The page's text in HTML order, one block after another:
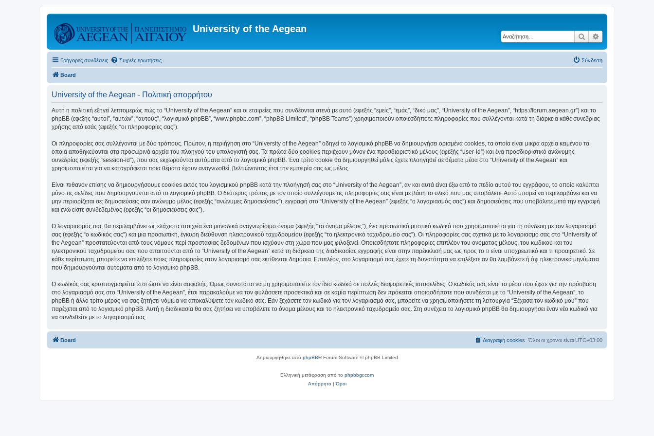
University of the Aegean
Αναζήτηση
Γρήγορες συνδέσεις Συχνές ερωτήσεις Σύνδεση
Board
University of the Aegean - Πολιτική απορρήτου
Αυτή η πολιτική εξηγεί λεπτομερώς πώς το “University of the Aegean” και οι εταιρείες που συνδέονται στενά με αυτό (εφεξής “εμείς”, “εμάς”, “δικό μας”, “University of the Aegean”, “https://forum.aegean.gr”) και το
phpBB (εφεξής “αυτοί”, “αυτών”, “αυτούς”, “λογισμικό phpBB”, “www.phpbb.com”, “phpBB Limited”, “phpBB Teams”) χρησιμοποιούν οποιεσδήποτε πληροφορίες που συλλέγονται κατά τη διάρκεια κάθε συνεδρίας
χρήσης από εσάς (εφεξής “οι πληροφορίες σας”).
Οι πληροφορίες σας συλλέγονται με δύο τρόπους. Πρώτον, η περιήγηση στο “University of the Aegean” οδηγεί το λογισμικό phpBB να δημιουργήσει ορισμένα cookies, τα οποία είναι μικρά αρχεία κειμένου τα
οποία αποθηκεύονται στα προσωρινά αρχεία του πλοηγού του υπολογιστή σας. Τα πρώτα δύο cookies περιέχουν μόνον ένα προσδιοριστικό μέλους (εφεξής “user-id”) και ένα προσδιοριστικό ανώνυμης
συνεδρίας (εφεξής “session-id”), που σας εκχωρούνται αυτόματα από το λογισμικό phpBB. Ένα τρίτο cookie θα δημιουργηθεί μόλις έχετε πλοηγηθεί σε θέματα μέσα στο “University of the Aegean” και
χρησιμοποιείται για να καταγράφεται ποια θέματα έχουν αναγνωσθεί, βελτιώνοντας έτσι την εμπειρία σας ως μέλος.
Είναι πιθανόν επίσης να δημιουργήσουμε cookies εκτός του λογισμικού phpBB κατά την πλοήγησή σας στο “University of the Aegean”, αν και αυτά είναι έξω από το πεδίο αυτού του εγγράφου, το οποίο καλύπτει
μόνο τις σελίδες που δημιουργούνται από το λογισμικό phpBB. Ο δεύτερος τρόπος με τον οποίο συλλέγουμε τις πληροφορίες σας είναι με βάση το υλικό που μας υποβάλετε. Αυτό μπορεί να περιλαμβάνει και να
μην περιορίζεται σε: δημοσιεύσεις σαν ανώνυμο μέλος (εφεξής “ανώνυμες δημοσιεύσεις”), εγγραφή στο “University of the Aegean” (εφεξής “ο λογαριασμός σας”) και δημοσιεύσεις που υποβάλετε μετά την εγγραφή
και ενώ είστε συνδεδεμένος (εφεξής “οι δημοσιεύσεις σας”).
Ο λογαριασμός σας θα περιλαμβάνει ως ελάχιστα στοιχεία ένα μοναδικά αναγνωρίσιμο όνομα (εφεξής “το όνομα μέλους”), ένα προσωπικό μυστικό κωδικό που χρησιμοποιείται για τη σύνδεση με τον λογαριασμό
σας (εφεξής “ο κωδικός σας”) και μια προσωπική, έγκυρη διεύθυνση ηλεκτρονικού ταχυδρομείου (εφεξής “το ηλεκτρονικό ταχυδρομείο σας”). Οι πληροφορίες σας σχετικά με το λογαριασμό σας στο “University of
the Aegean” προστατεύονται από τους νόμους περί προστασίας δεδομένων που ισχύουν στη χώρα που μας φιλοξενεί. Οποιεσδήποτε πληροφορίες επιπλέον του ονόματος μέλους, του κωδικού και του
ηλεκτρονικού ταχυδρομείου σας που απαιτούνται από το “University of the Aegean” κατά τη διάρκεια της διαδικασίας εγγραφής είναι στην παρέκκλισή μας ως προς το τι είναι υποχρεωτικό και τι προαιρετικό. Σε
κάθε περίπτωση, μπορείτε να επιλέξετε ποιες πληροφορίες στον λογαριασμό σας εκτίθενται δημόσια. Επιπλέον, στο λογαριασμό σας έχετε τη δυνατότητα να επιλέξετε αν θα λαμβάνετε ή όχι ηλεκτρονικά μηνύματα
που δημιουργούνται αυτόματα από το λογισμικό phpBB.
Ο κωδικός σας κρυπτογραφείται έτσι ώστε να είναι ασφαλής. Όμως συνιστάται να μη χρησιμοποιείτε τον ίδιο κωδικό σε πολλές διαφορετικές ιστοσελίδες. Ο κωδικός σας είναι το μέσο που έχετε για την πρόσβαση
στο λογαριασμό σας στο “University of the Aegean”, έτσι παρακαλούμε να τον φυλάσσετε προσεκτικά και σε καμία περίπτωση δεν πρόκειται οποιοσδήποτε που συνδέεται με το “University of the Aegean”, το
phpBB ή άλλο τρίτο μέρος να σας ζητήσει νόμιμα να αποκαλύψετε τον κωδικό σας. Εάν ξεχάσετε τον κωδικό για τον λογαριασμό σας, μπορείτε να χρησιμοποιήσετε τη λειτουργία “Ξέχασα τον κωδικό μου” που
παρέχεται από το λογισμικό phpBB. Αυτή η διαδικασία θα σας ζητήσει να υποβάλετε το όνομα μέλους και το ηλεκτρονικό ταχυδρομείο σας. Στη συνέχεια το λογισμικό phpBB θα δημιουργήσει έναν νέο κωδικό για
να συνδεθείτε με το λογαριασμό σας.
Board Όλοι οι χρόνοι είναι UTC+03:00
Διαγραφή cookies
Δημιουργήθηκε από phpBB® Forum Software © phpBB Limited
Ελληνική μετάφραση από το phpbbgr.com
Απόρρητο|Όροι